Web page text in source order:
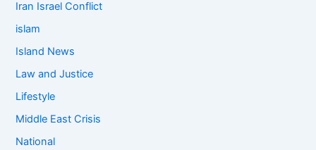
Iran Israel Conflict
islam
Island News
Law and Justice
Lifestyle
Middle East Crisis
National